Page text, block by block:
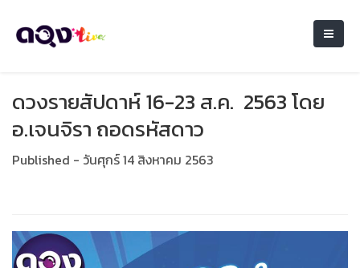
ดวงรายสัปดาห์ 16-23 ส.ค. 2563 โดย
อ.เจนจิรา ถอดรหัสดาว
Published - วันศุกร์ 14 สิงหาคม 2563